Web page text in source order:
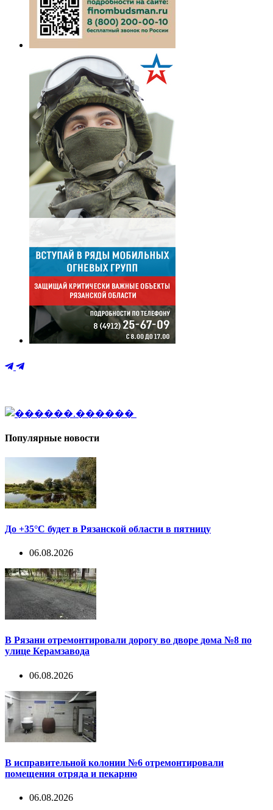
Популярные новости
До +35°С будет в Рязанской области в пятницу
06.08.2026
В Рязани отремонтировали дорогу во дворе дома №8 по
улице Керамзавода
06.08.2026
В исправительной колонии №6 отремонтировали
помещения отряда и пекарню
06.08.2026